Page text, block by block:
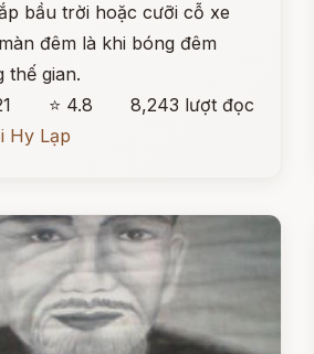
bầu trời hoặc cưỡi cỗ xe
đêm là khi bóng đêm
thế gian.
⭐ 4.8
8,243 lượt đọc
Hy Lạp